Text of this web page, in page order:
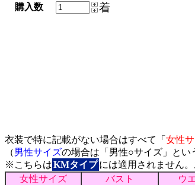
購入数 着
衣装で特に記載がない場合はすべて「 女性
（男性サイズの場合は「男性○サイズ」とい
※こちらはKMタイプには適用されません
女性サイズ
バスト ウ